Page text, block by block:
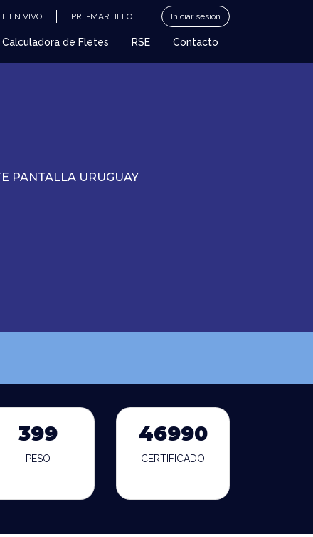
EN VIVO PRE-MARTILLO Iniciar sesión
Calculadora de Fletes RSE Contacto
PANTALLA URUGUAY
399
PESO
46990
CERTIFICADO